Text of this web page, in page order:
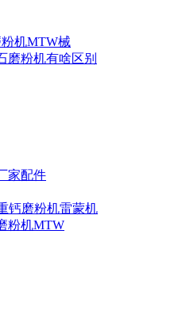
机MTW械
磨粉机有啥区别
家配件
钙磨粉机雷蒙机
粉机MTW